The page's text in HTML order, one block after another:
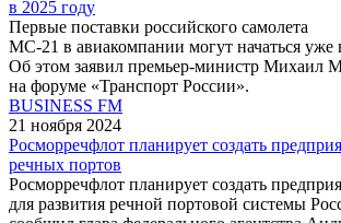
в 2025 году
Первые поставки российского самолета
МС-21 в авиакомпании могут начаться уже
Об этом заявил премьер-министр Михаил
на форуме «Транспорт России».
BUSINESS FM
21 ноября 2024
Росморречфлот планирует создать
речных портов
Росморречфлот планирует создать
для развития речной портовой системы